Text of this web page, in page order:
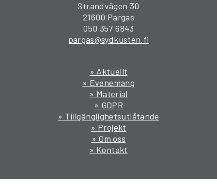
Strandvägen 30
21600 Pargas
050 357 6843
pargas@sydkusten.fi
» Aktuellt
» Evenemang
» Material
» GDPR
» Tillgänglighetsutlåtande
» Projekt
» Om oss
» Kontakt